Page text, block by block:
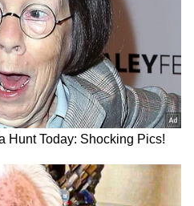
ಈಗ ಎಲ್ಲೆಡೆ ವಿಡಿಯೋ
ಹರಿದಾಡೋ ಆತಂಕ
ಪತ್ನಿಯ ಓದಿಗಾಗಿ ಕೂಲಿಯನ್ನೂ
ಮಾಡಿದ, ಜಮೀನೂ ಮಾರಿದ:
ಕೆಲಸ ಸಿಕ್ಕ ಮೇಲೆ ಸತಿ